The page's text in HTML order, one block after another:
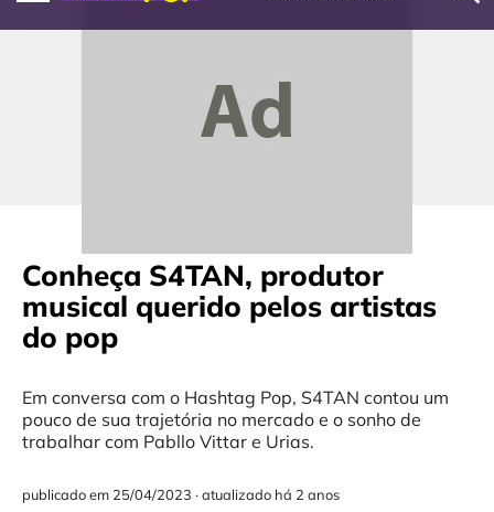
Conheça S4TAN, produtor
musical querido pelos artistas
do pop
Em conversa com o Hashtag Pop, S4TAN contou um
pouco de sua trajetória no mercado e o sonho de
trabalhar com Pabllo Vittar e Urias.
publicado em 25/04/2023 ·atualizado há 2 anos